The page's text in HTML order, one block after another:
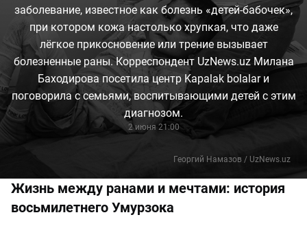
заболевание, известное как болезнь «детей-бабочек»,
при котором кожа настолько хрупкая, что даже
лёгкое прикосновение или трение вызывает
болезненные раны. Корреспондент UzNews.uz Милана
Баходирова посетила центр Kapalak bolalar и
поговорила с семьями, воспитывающими детей с этим
диагнозом.
2 июня 21:00
Георгий Намазов / UzNews.uz
Жизнь между ранами и мечтами: история
восьмилетнего Умурзока